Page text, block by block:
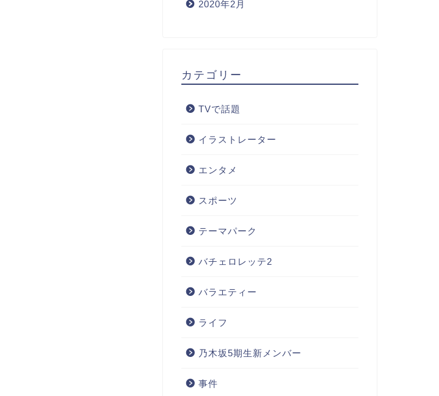
2020年2月
カテゴリー
TVで話題
イラストレーター
エンタメ
スポーツ
テーマパーク
バチェロレッテ2
バラエティー
ライフ
乃木坂5期生新メンバー
事件